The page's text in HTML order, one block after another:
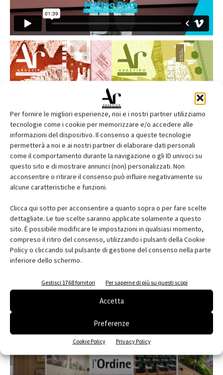
Per fornire le migliori esperienze, noi e i nostri partner utilizziamo
tecnologie come i cookie per memorizzare e/o accedere alle
informazioni del dispositivo. Il consenso a queste tecnologie
permetterà a noi e ai nostri partner di elaborare dati personali
come il comportamento durante la navigazione o gli ID univoci su
questo sito e di mostrare annunci (non) personalizzati. Non
acconsentire o ritirare il consenso può influire negativamente su
alcune caratteristiche e funzioni.
Clicca qui sotto per acconsentire a quanto sopra o per fare scelte
dettagliate. Le tue scelte saranno applicate solamente a questo
sito. È possibile modificare le impostazioni in qualsiasi momento,
compreso il ritiro del consenso, utilizzando i pulsanti della Cookie
Policy o cliccando sul pulsante di gestione del consenso nella parte
inferiore dello schermo.
Gestisci 1768 fornitori Per saperne di più su questi scopi
Accetta
Preferenze
Cookie Policy Privacy Policy
Abbonati e regala
Iscriviti alla newsletter